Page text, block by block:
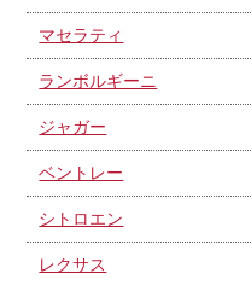
マセラティ
ランボルギーニ
ジャガー
ベントレー
シトロエン
レクサス